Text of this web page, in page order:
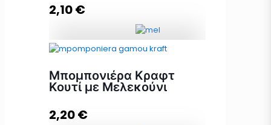
Προσθήκη στο καλάθι
2,10€
Προσθήκη στο καλάθι
Μπομπονιέρα Κραφτ
Κουτί με Μελεκούνι
2,20€